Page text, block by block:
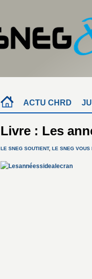
ACTU CHRD
Livre : Les
LE SNEG SOUTIENT, LE SNEG VOUS